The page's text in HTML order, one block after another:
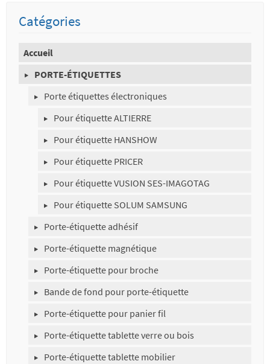
Catégories
Accueil
PORTE-ÉTIQUETTES
Porte étiquettes électroniques
Pour étiquette ALTIERRE
Pour étiquette HANSHOW
Pour étiquette PRICER
Pour étiquette VUSION SES-IMAGOTAG
Pour étiquette SOLUM SAMSUNG
Porte-étiquette adhésif
Porte-étiquette magnétique
Porte-étiquette pour broche
Bande de fond pour porte-étiquette
Porte-étiquette pour panier fil
Porte-étiquette tablette verre ou bois
Porte-étiquette tablette mobilier